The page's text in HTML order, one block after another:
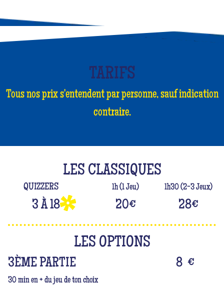
TARIFS
Tous nos prix s'entendent par personne, sauf indication
contraire.
LES CLASSIQUES
QUIZZERS 1h (1 Jeu) 1h30 (2-3 Jeux)
3 À 18 20€ 28€
LES OPTIONS
3ÈME PARTIE
30 min en + du jeu de ton choix
8 €